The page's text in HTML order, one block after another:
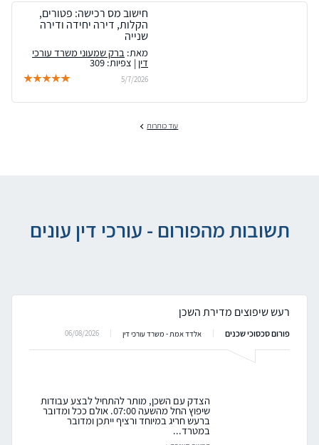
חישוב מס רכישה: פטורים,
הקלות, דירה יחידה ודירה
שנייה
מאת: ברק שמעוני משרד עורכי
דין | צפיות: 309
5/7/2026
עוד כותרות
תשובות מהפורום - עורכי דין עונים
רעש שיפוצים מדירת השכן
פורום סכסוכי שכנים אלדד אמת - משרד עורכי דין 06/08/2026
הצדק עם השכן, מותר להתחיל לבצע עבודות
שיפוץ החל מהשעה 07:00. אולם ככל ומדובר
ברעש חריג במיוחד ורציף ייתכן ומדובר
במטרד...